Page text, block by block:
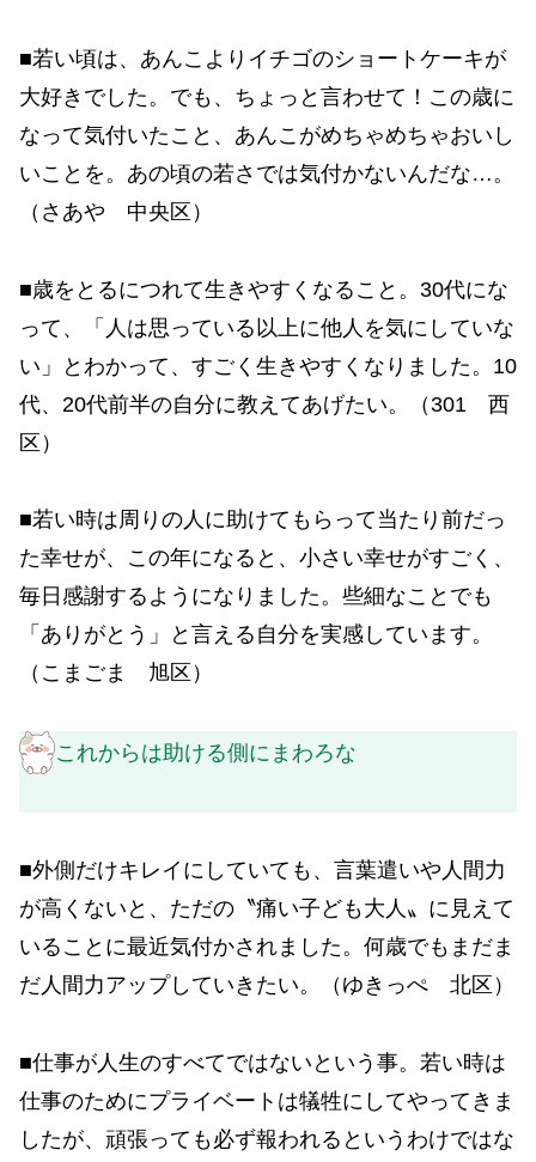
■若い頃は、あんこよりイチゴのショートケーキが
大好きでした。でも、ちょっと言わせて！この歳に
なって気付いたこと、あんこがめちゃめちゃおいし
いことを。あの頃の若さでは気付かないんだな…。
（さあや 中央区）
■歳をとるにつれて生きやすくなること。30代にな
って、「人は思っている以上に他人を気にしていな
い」とわかって、すごく生きやすくなりました。10
代、20代前半の自分に教えてあげたい。（301 西
区）
■若い時は周りの人に助けてもらって当たり前だっ
た幸せが、この年になると、小さい幸せがすごく、
毎日感謝するようになりました。些細なことでも
「ありがとう」と言える自分を実感しています。
（こまごま 旭区）
これからは助ける側にまわろな
■外側だけキレイにしていても、言葉遣いや人間力
が高くないと、ただの〝痛い子ども大人〟に見えて
いることに最近気付かされました。何歳でもまだま
だ人間力アップしていきたい。（ゆきっぺ 北区）
■仕事が人生のすべてではないという事。若い時は
仕事のためにプライベートは犠牲にしてやってきま
したが、頑張っても必ず報われるというわけではな